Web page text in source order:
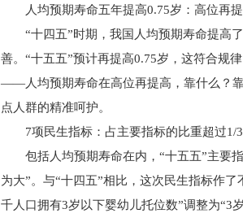
人均预期寿命五年提高0.75岁：高位再
“十四五”时期，我国人均预期寿命提高
善。“十五五”预计再提高0.75岁，这符合
——人均预期寿命在高位再提高，靠什么？
点人群的精准呵护。
7项民生指标：占主要指标的比重超过1/3
包括人均预期寿命在内，“十五五”主要
为大”。与“十四五”相比，这次民生指标作
千人口拥有3岁以下婴幼儿托位数”调整为“3